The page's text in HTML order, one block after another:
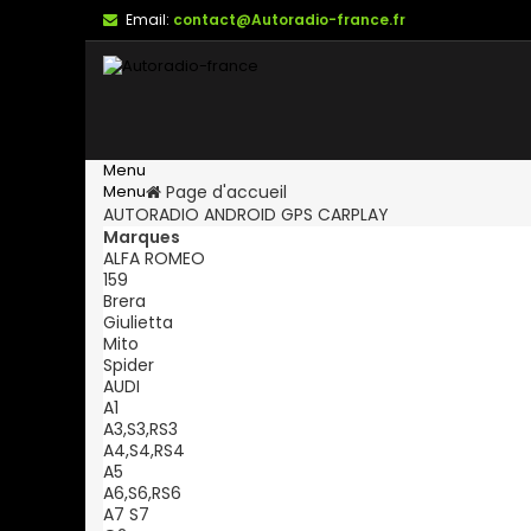
Email: contact@Autoradio-france.fr
Menu
Menu
Page d'accueil
AUTORADIO ANDROID GPS CARPLAY
Marques
ALFA ROMEO
159
Brera
Giulietta
Mito
Spider
AUDI
A1
A3,S3,RS3
A4,S4,RS4
A5
A6,S6,RS6
A7 S7